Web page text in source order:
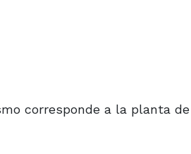
corresponde a la planta